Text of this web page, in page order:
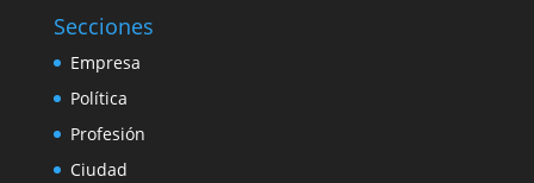
Secciones
Empresa
Política
Profesión
Ciudad